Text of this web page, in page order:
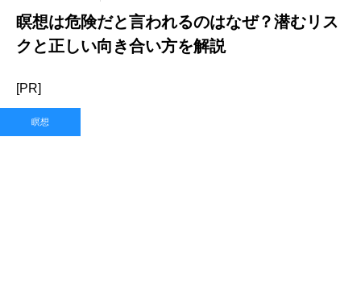
瞑想は危険だと言われるのはなぜ？潜むリス
クと正しい向き合い方を解説
[PR]
瞑想